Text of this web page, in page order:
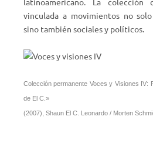
vinculada a movimientos no
sino también sociales y políticos.
Colección permanente Voces y Visiones IV:
de El C.»
(2007), Shaun El C. Leonardo / Morten